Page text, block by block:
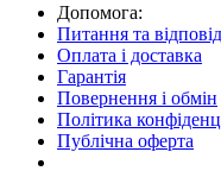
Допомога:
Питання та
Оплата і доставка
Гарантія
Повернення і обмін
Політика
Публічна оферта